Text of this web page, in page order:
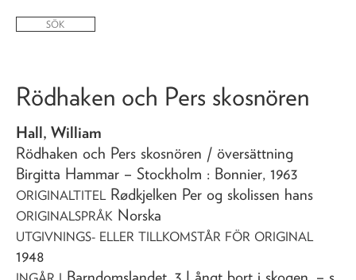
Rödhaken och Pers skosnören
Hall, William
Rödhaken och Pers skosnören / översättning
Birgitta Hammar – Stockholm : Bonnier, 1963
ORIGINALTITEL Rødkjelken Per og skolissen hans
ORIGINALSPRÅK Norska
UTGIVNINGS- ELLER TILLKOMSTÅR FÖR ORIGINAL
1948